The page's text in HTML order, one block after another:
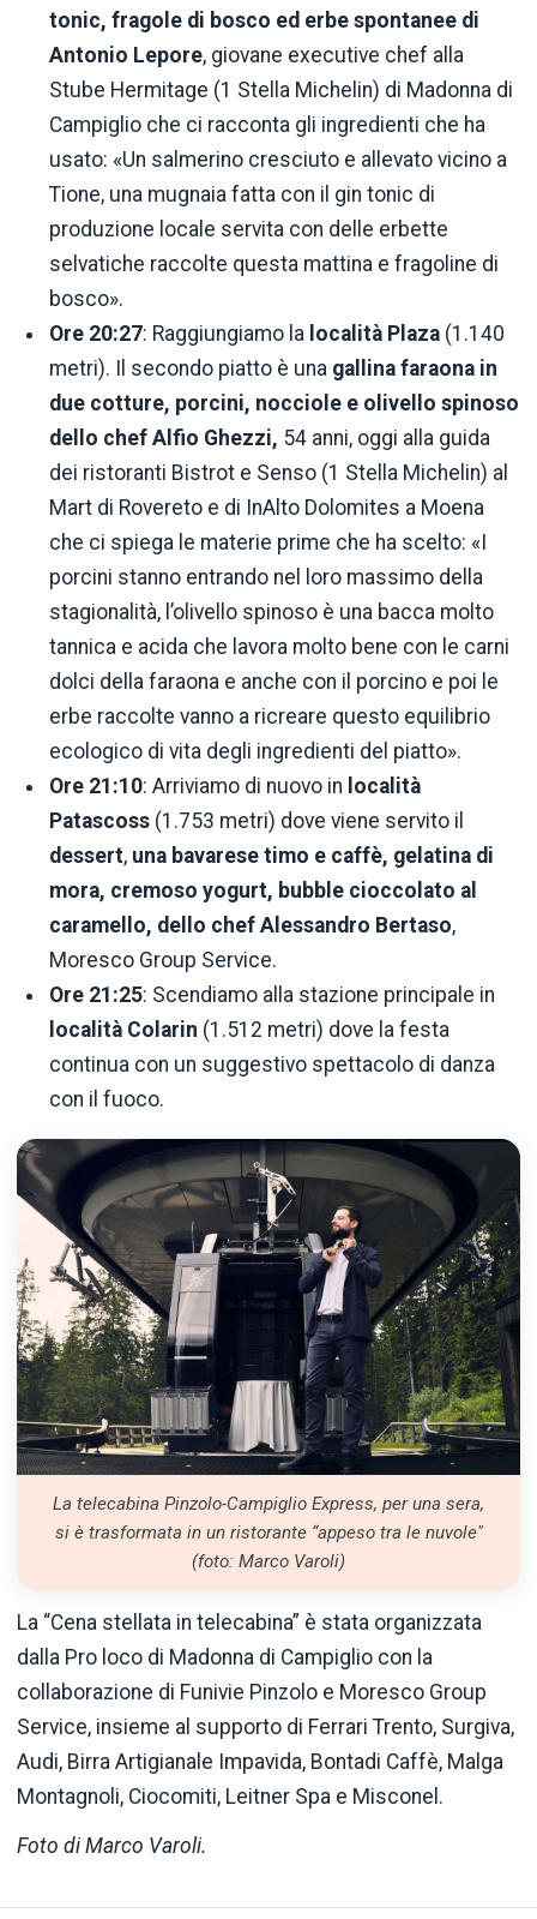
tonic, fragole di bosco ed erbe spontanee di
Antonio Lepore, giovane executive chef alla
Stube Hermitage (1 Stella Michelin) di Madonna di
Campiglio che ci racconta gli ingredienti che ha
usato: «Un salmerino cresciuto e allevato vicino a
Tione, una mugnaia fatta con il gin tonic di
produzione locale servita con delle erbette
selvatiche raccolte questa mattina e fragoline di
bosco».
Ore 20:27: Raggiungiamo la località Plaza (1.140
metri). Il secondo piatto è una gallina faraona in
due cotture, porcini, nocciole e olivello spinoso
dello chef Alfio Ghezzi, 54 anni, oggi alla guida
dei ristoranti Bistrot e Senso (1 Stella Michelin) al
Mart di Rovereto e di InAlto Dolomites a Moena
che ci spiega le materie prime che ha scelto: «I
porcini stanno entrando nel loro massimo della
stagionalità, l’olivello spinoso è una bacca molto
tannica e acida che lavora molto bene con le carni
dolci della faraona e anche con il porcino e poi le
erbe raccolte vanno a ricreare questo equilibrio
ecologico di vita degli ingredienti del piatto».
Ore 21:10: Arriviamo di nuovo in località
Patascoss (1.753 metri) dove viene servito il
dessert, una bavarese timo e caffè, gelatina di
mora, cremoso yogurt, bubble cioccolato al
caramello, dello chef Alessandro Bertaso,
Moresco Group Service.
Ore 21:25: Scendiamo alla stazione principale in
località Colarin (1.512 metri) dove la festa
continua con un suggestivo spettacolo di danza
con il fuoco.
La telecabina Pinzolo-Campiglio Express, per una sera,
si è trasformata in un ristorante “appeso tra le nuvole"
(foto: Marco Varoli)
La “Cena stellata in telecabina” è stata organizzata
dalla Pro loco di Madonna di Campiglio con la
collaborazione di Funivie Pinzolo e Moresco Group
Service, insieme al supporto di Ferrari Trento, Surgiva,
Audi, Birra Artigianale Impavida, Bontadi Caffè, Malga
Montagnoli, Ciocomiti, Leitner Spa e Misconel.
Foto di Marco Varoli.